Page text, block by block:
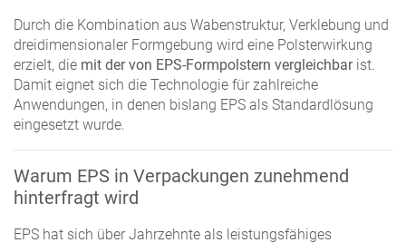
Durch die Kombination aus Wabenstruktur, Verklebung und
dreidimensionaler Formgebung wird eine Polsterwirkung
erzielt, die mit der von EPS-Formpolstern vergleichbarist.
Damit eignet sich die Technologie für zahlreiche
Anwendungen, in denen bislang EPS als Standardlösung
eingesetzt wurde.
Warum EPS in Verpackungen zunehmend
hinterfragt wird
EPS hat sich über Jahrzehnte als leistungsfähiges